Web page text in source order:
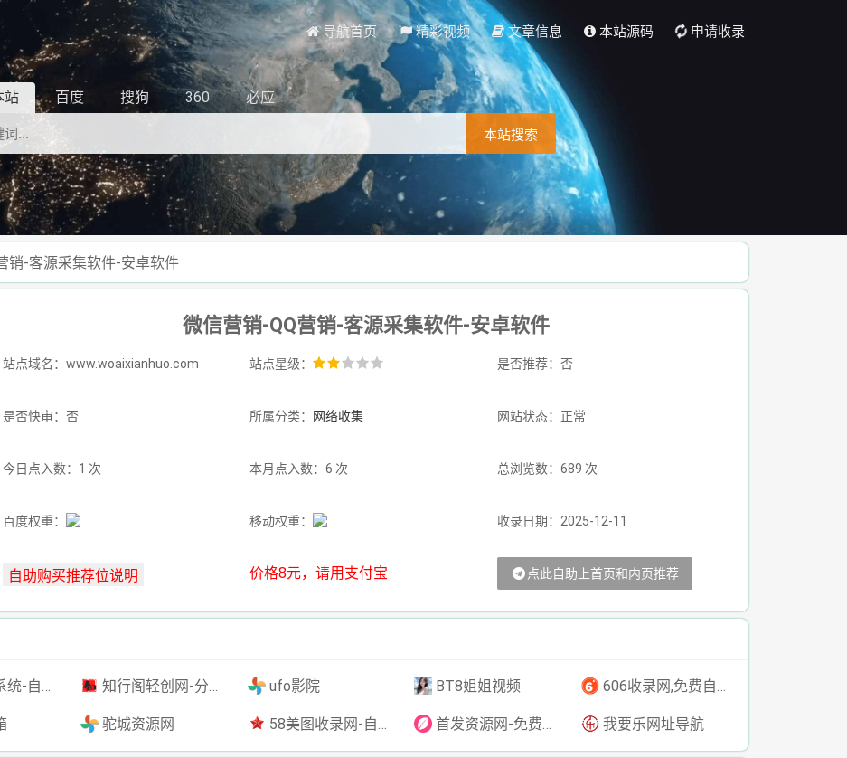
导航首页 精彩视频 文章信息 本站源码 申请收录
站 百度 搜狗 360 必应
本站搜索
销-客源采集软件-安卓软件
微信营销-QQ营销-客源采集软件-安卓软件
站点域名：www.woaixianhuo.com 站点星级： 是否推荐：否
是否快审：否 所属分类： 网络收集 网站状态：正常
今日点入数：1 次 本月点入数：6 次 总浏览数：689 次
百度权重： 移动权重： 收录日期：2025-12-11
价格8元，请用支付宝 点此自助上首页和内页推荐
助投放广告插件 知行阁轻创网-分享网络赚钱项目-全网首发副业项目实操平台-副业创业项目网 ufo影院 BT8姐姐视频 606收录网,免费自动秒收录网址,提供自动收录,网站导航大全源码,自动链,友情链接交换。
驼城资源网 58美图收录网-自动收录网站-流量交换-自动链 首发资源网-免费资源下载-最新php源码下载-热门资源下载 我要乐网址导航